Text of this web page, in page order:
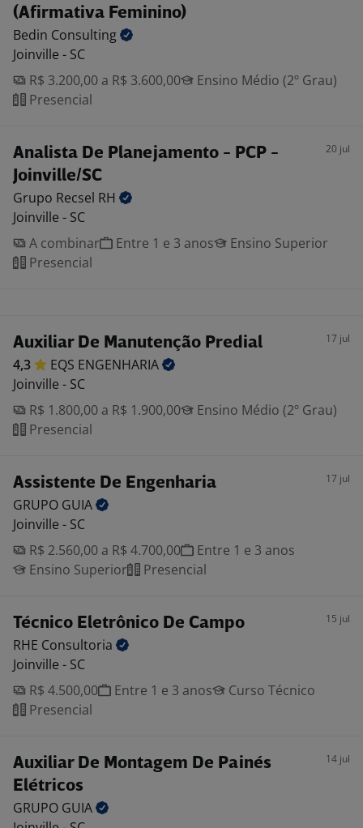
(Afirmativa Feminino)
Bedin Consulting
Joinville - SC
R$ 3.200,00 a R$ 3.600,00
Ensino Médio (2º Grau)
Presencial
Analista De Planejamento - PCP -
Joinville/SC
20 jul
Grupo Recsel RH
Joinville - SC
A combinar
Entre 1 e 3 anos
Ensino Superior
Presencial
Auxiliar De Manutenção Predial 17 jul
4,3 EQS ENGENHARIA
Joinville - SC
R$ 1.800,00 a R$ 1.900,00
Ensino Médio (2º Grau)
Presencial
Assistente De Engenharia 17 jul
GRUPO GUIA
Joinville - SC
R$ 2.560,00 a R$ 4.700,00
Entre 1 e 3 anos
Ensino Superior
Presencial
Técnico Eletrônico De Campo 15 jul
RHE Consultoria
Joinville - SC
R$ 4.500,00
Entre 1 e 3 anos
Curso Técnico
Presencial
Auxiliar De Montagem De Painés
Elétricos
14 jul
GRUPO GUIA